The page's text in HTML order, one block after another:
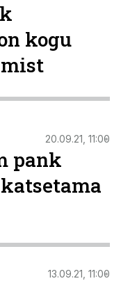
kogu
20.09.21, 11:00
pank
13.09.21, 11:00